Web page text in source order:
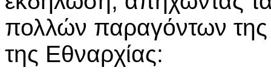
πολλών παραγόντων της
της Εθναρχίας: